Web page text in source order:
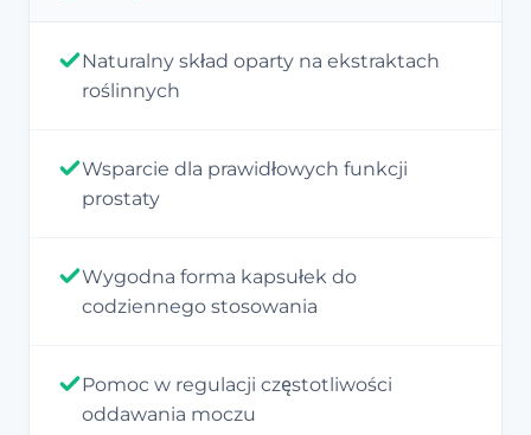
Naturalny skład oparty na ekstraktach
roślinnych
Wsparcie dla prawidłowych funkcji
prostaty
Wygodna forma kapsułek do
codziennego stosowania
Pomoc w regulacji częstotliwości
oddawania moczu